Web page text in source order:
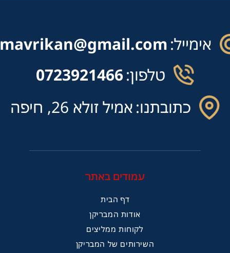
אימייל:
טלפון:0723921466
כתובתנו:אמיל זולא 26, חיפה
עמודים באתר
דף הבית
אודות המבריקן
לקוחות ממליצים
השירותים של המבריקן